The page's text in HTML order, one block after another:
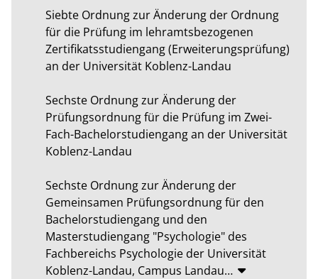
Siebte Ordnung zur Änderung der Ordnung
für die Prüfung im lehramtsbezogenen
Zertifikatsstudiengang (Erweiterungsprüfung)
an der Universität Koblenz-Landau
Sechste Ordnung zur Änderung der
Prüfungsordnung für die Prüfung im Zwei-
Fach-Bachelorstudiengang an der Universität
Koblenz-Landau
Sechste Ordnung zur Änderung der
Gemeinsamen Prüfungsordnung für den
Bachelorstudiengang und den
Masterstudiengang "Psychologie" des
Fachbereichs Psychologie der Universität
Koblenz-Landau, Campus Landau…